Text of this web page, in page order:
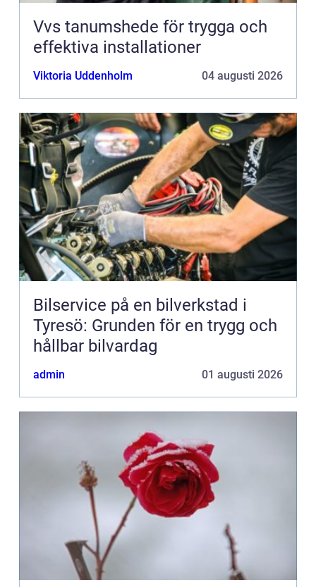
Vvs tanumshede för trygga och
effektiva installationer
Viktoria Uddenholm 04 augusti 2026
Bilservice på en bilverkstad i
Tyresö: Grunden för en trygg och
hållbar bilvardag
admin 01 augusti 2026